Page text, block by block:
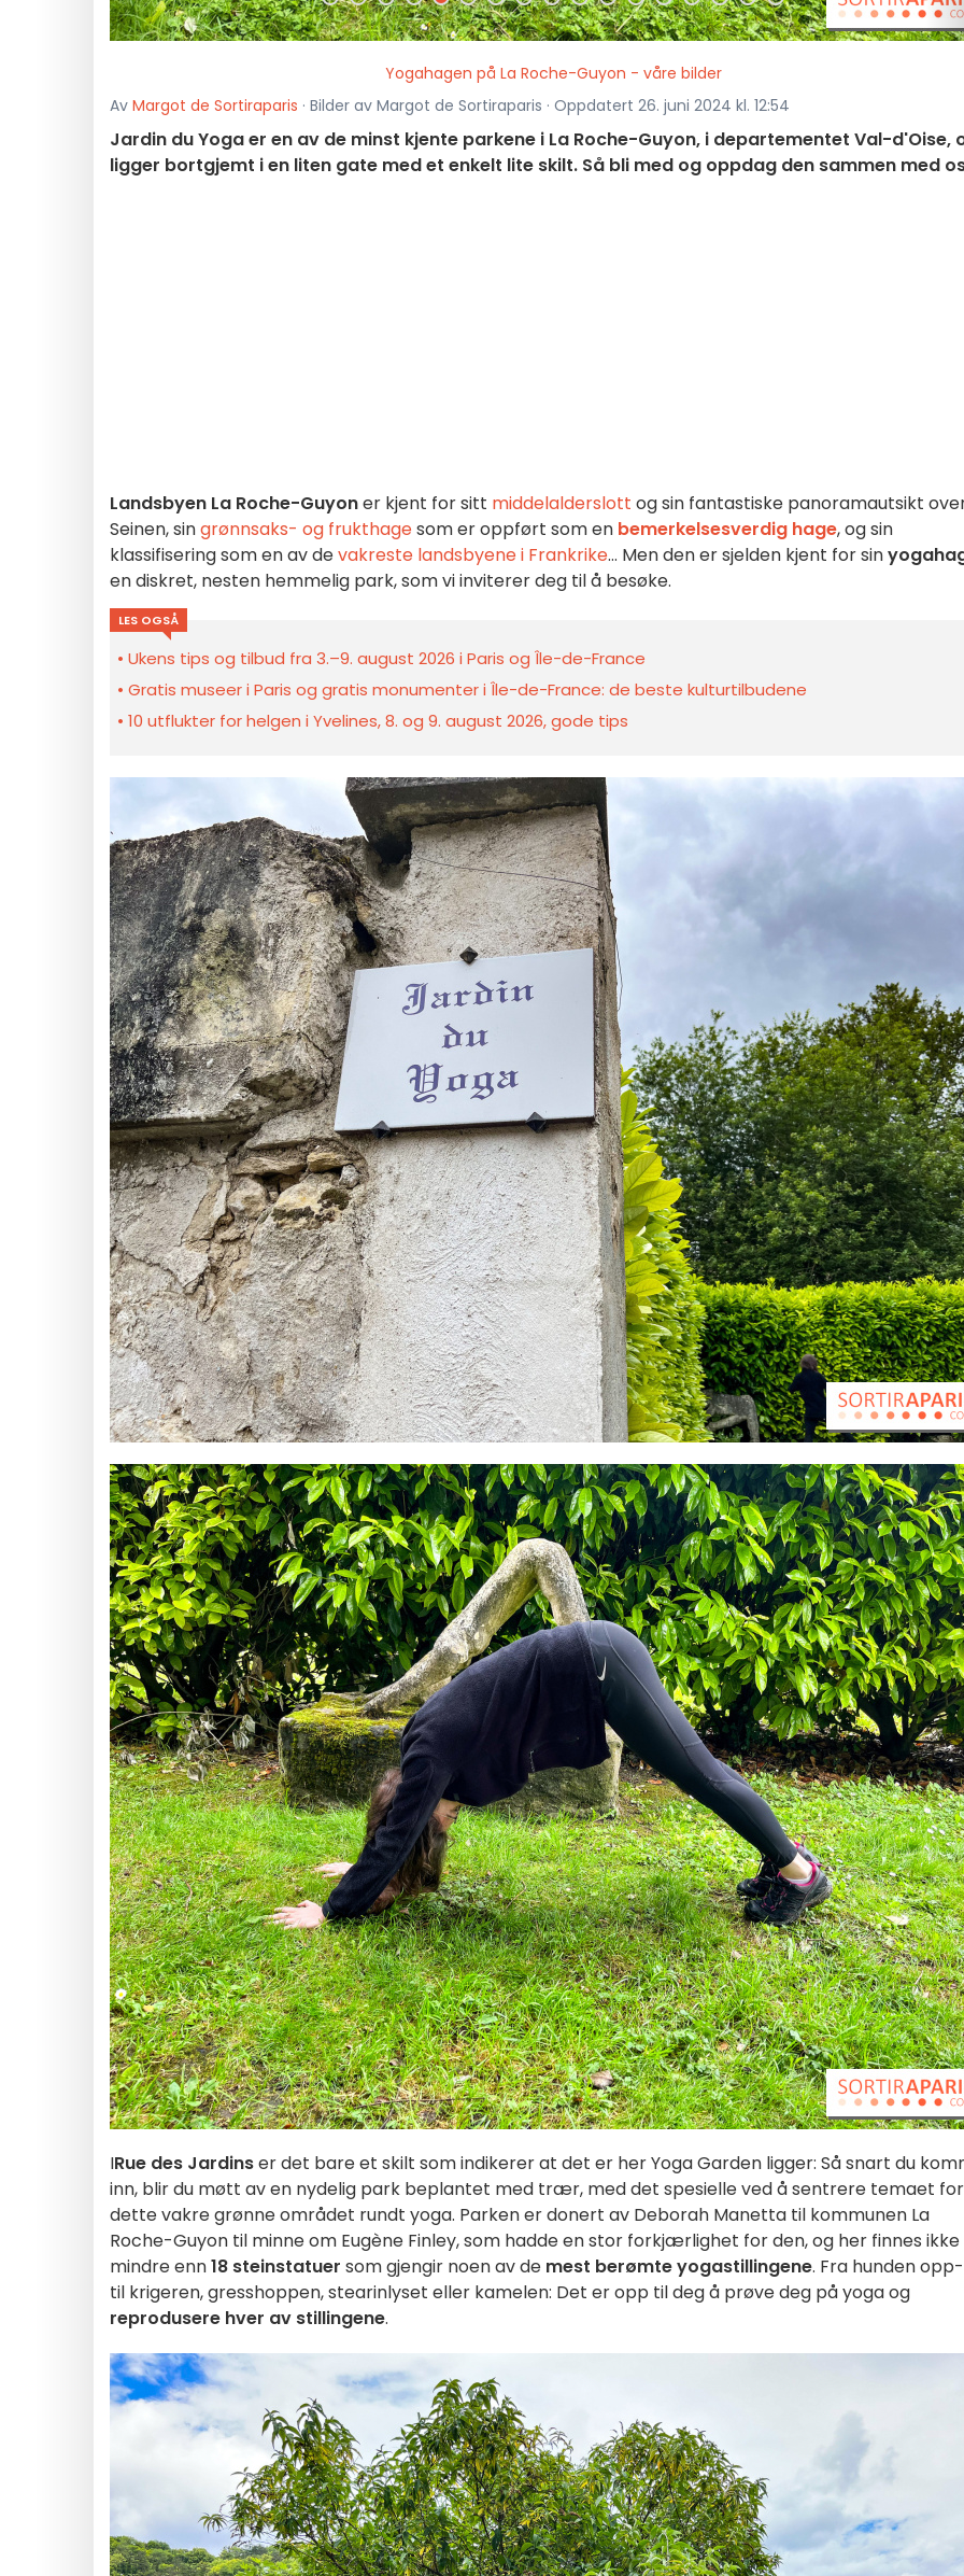
Yogahagen på La Roche-Guyon - våre bilder
Av Margot de Sortiraparis · Bilder av Margot de Sortiraparis · Oppdatert 26. juni 2024 kl. 12:54
Jardin du Yoga er en av de minst kjente parkene i La Roche-Guyon, i departementet Val-d'Oise,
ligger bortgjemt i en liten gate med et enkelt lite skilt. Så bli med og oppdag den sammen med
Landsbyen La Roche-Guyoner kjent for sitt middelalderslott og sin fantastiske panoramautsikt
Seinen, singrønnsaks- og frukthagesom er oppført som en bemerkelsesverdig hage, og sin
klassifisering som en av devakreste landsbyene i Frankrike... Men den er sjelden kjent for sin
en diskret, nesten hemmelig park, som vi inviterer deg til å besøke.
LES OGSÅ
Ukens tips og tilbud fra 3.–9. august 2026 i Paris og Île-de-France
Gratis museer i Paris og gratis monumenter i Île-de-France: de beste kulturtilbudene
10 utflukter for helgen i Yvelines, 8. og 9. august 2026, gode tips
IRue des Jardinser det bare et skilt som indikerer at det er her Yoga Garden ligger: Så snart du
inn, blir du møtt av en nydelig park beplantet med trær, med det spesielle ved å sentrere temaet for
dette vakre grønne området rundt yoga. Parken er donert av Deborah Manetta til kommunen La
Roche-Guyon til minne om Eugène Finley, som hadde en stor forkjærlighet for den, og her finnes ikke
mindre enn18 steinstatuer som gjengir noen av de mest berømte yogastillingene. Fra hunden
til krigeren, gresshoppen, stearinlyset eller kamelen: Det er opp til deg å prøve deg på yoga og
reprodusere hver av stillingene.